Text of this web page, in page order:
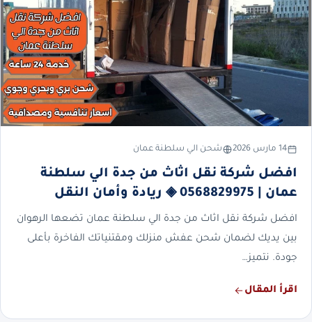
14 مارس 2026 شحن الي سلطنة عمان
افضل شركة نقل اثاث من جدة الي سلطنة
عمان | 0568829975 ◈ ريادة وأمان النقل
افضل شركة نقل اثاث من جدة الي سلطنة عمان تضعها الرهوان
بين يديك لضمان شحن عفش منزلك ومقتنياتك الفاخرة بأعلى
جودة. نتميز…
اقرأ المقال